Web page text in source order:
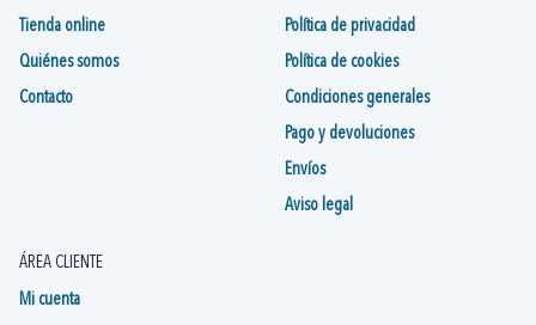
Tienda online
Quiénes somos
Contacto
Política de privacidad
Política de cookies
Condiciones generales
Pago y devoluciones
Envíos
Aviso legal
ÁREA CLIENTE
Mi cuenta